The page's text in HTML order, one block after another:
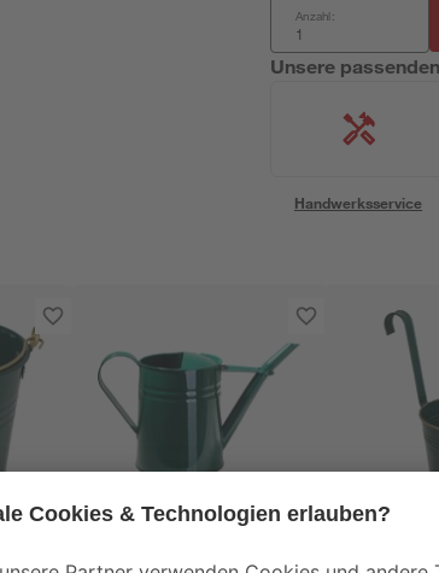
Anzahl:
Unsere
Handwerksservice